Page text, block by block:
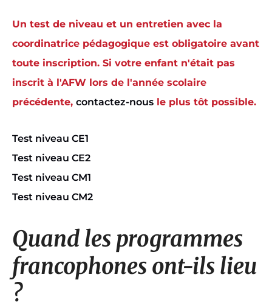
Un test de niveau et un entretien avec la
coordinatrice pédagogique est obligatoire avant
toute inscription. Si votre enfant n'était pas
inscrit à l'AFW lors de l'année scolaire
précédente, contactez-nous le plus tôt possible.
Test niveau CE1
Test niveau CE2
Test niveau CM1
Test niveau CM2
Quand les programmes
francophones ont-ils lieu
?